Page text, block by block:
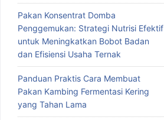
Pakan Konsentrat Domba
Penggemukan: Strategi Nutrisi Efektif
untuk Meningkatkan Bobot Badan
dan Efisiensi Usaha Ternak
Panduan Praktis Cara Membuat
Pakan Kambing Fermentasi Kering
yang Tahan Lama